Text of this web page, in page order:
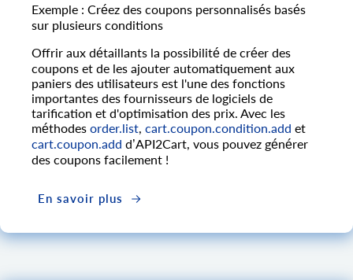
Exemple : Créez des coupons personnalisés basés
sur plusieurs conditions
Offrir aux détaillants la possibilité de créer des
coupons et de les ajouter automatiquement aux
paniers des utilisateurs est l'une des fonctions
importantes des fournisseurs de logiciels de
tarification et d'optimisation des prix. Avec les
méthodes order.list cart.coupon.condition.add et
cart.coupon.add d’API2Cart, vous pouvez générer
des coupons facilement !
En savoir plus